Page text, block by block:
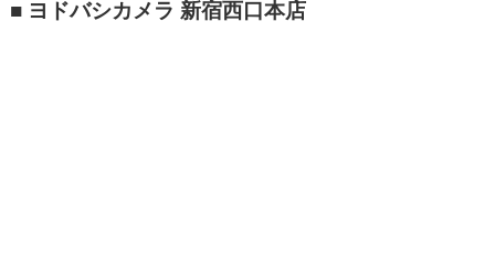
■ ヨドバシカメラ 新宿西口本店